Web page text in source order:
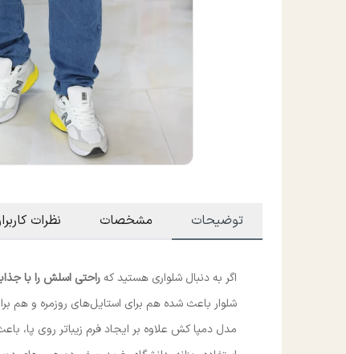
توضیحات مشخصات نظرات
اگر به دنبال شلواری هستید کهراحتی اسلش را با
شلوار باعث شده هم برای استایل‌های روزمره و هم
مدل دمپا کش علاوه بر ایجاد فرم زیباتر روی پا،